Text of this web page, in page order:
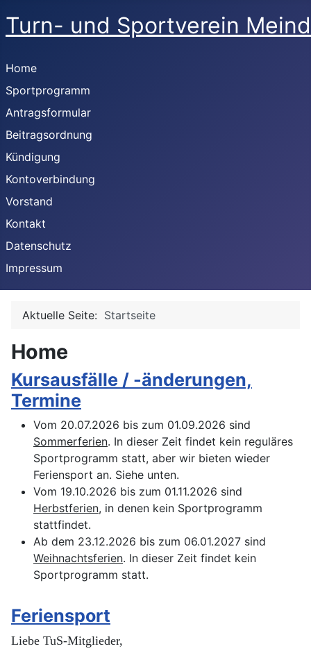
Turn- und Sportverein
Home
Sportprogramm
Antragsformular
Beitragsordnung
Kündigung
Kontoverbindung
Vorstand
Kontakt
Datenschutz
Impressum
Aktuelle Seite: Startseite
Home
Kursausfälle / -änderungen,
Termine
Vom 20.07.2026 bis zum 01.09.2026 sind
Sommerferien. In dieser Zeit findet kein reguläres
Sportprogramm statt, aber wir bieten wieder
Feriensport an. Siehe unten.
Vom 19.10.2026 bis zum 01.11.2026 sind
Herbstferien, in denen kein Sportprogramm
stattfindet.
Ab dem 23.12.2026 bis zum 06.01.2027 sind
Weihnachtsferien. In dieser Zeit findet kein
Sportprogramm statt.
Feriensport
Liebe TuS-Mitglieder,